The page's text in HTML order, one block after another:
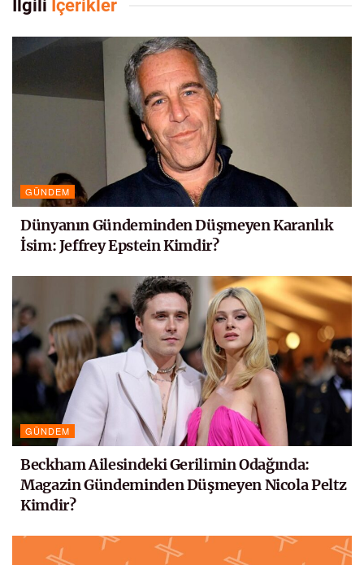
İlgili İçerikler
GÜNDEM
Dünyanın Gündeminden Düşmeyen Karanlık
İsim: Jeffrey Epstein Kimdir?
GÜNDEM
Beckham Ailesindeki Gerilimin Odağında:
Magazin Gündeminden Düşmeyen Nicola Peltz
Kimdir?